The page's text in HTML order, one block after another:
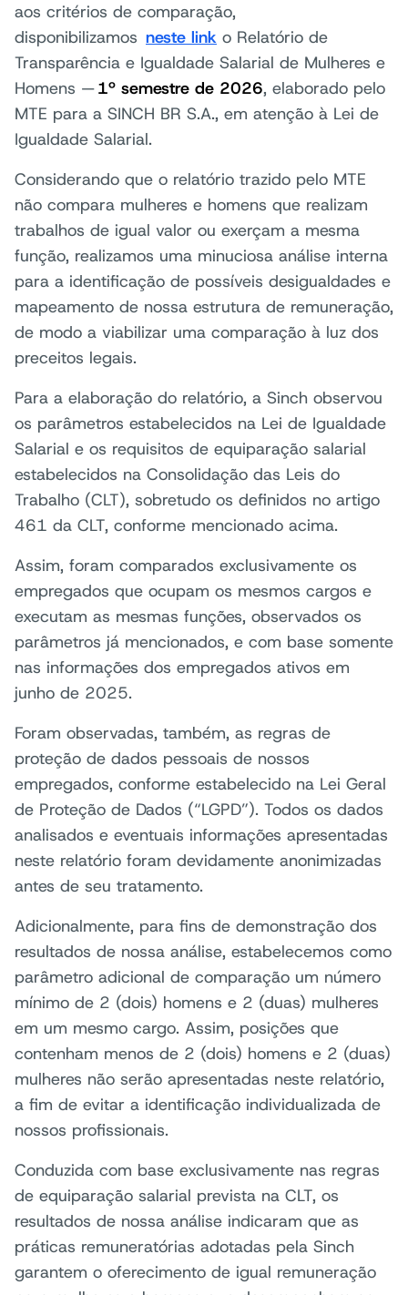
aos critérios de comparação,
disponibilizamos neste link o Relatório de
Transparência e Igualdade Salarial de Mulheres e
Homens —1º semestre de 2026, elaborado pelo
MTE para a SINCH BR S.A., em atenção à Lei de
Igualdade Salarial.
Considerando que o relatório trazido pelo MTE
não compara mulheres e homens que realizam
trabalhos de igual valor ou exerçam a mesma
função, realizamos uma minuciosa análise interna
para a identificação de possíveis desigualdades e
mapeamento de nossa estrutura de remuneração,
de modo a viabilizar uma comparação à luz dos
preceitos legais.
Para a elaboração do relatório, a Sinch observou
os parâmetros estabelecidos na Lei de Igualdade
Salarial e os requisitos de equiparação salarial
estabelecidos na Consolidação das Leis do
Trabalho (CLT), sobretudo os definidos no artigo
461 da CLT, conforme mencionado acima.
Assim, foram comparados exclusivamente os
empregados que ocupam os mesmos cargos e
executam as mesmas funções, observados os
parâmetros já mencionados, e com base somente
nas informações dos empregados ativos em
junho de 2025.
Foram observadas, também, as regras de
proteção de dados pessoais de nossos
empregados, conforme estabelecido na Lei Geral
de Proteção de Dados (“LGPD”). Todos os dados
analisados e eventuais informações apresentadas
neste relatório foram devidamente anonimizadas
antes de seu tratamento.
Adicionalmente, para fins de demonstração dos
resultados de nossa análise, estabelecemos como
parâmetro adicional de comparação um número
mínimo de 2 (dois) homens e 2 (duas) mulheres
em um mesmo cargo. Assim, posições que
contenham menos de 2 (dois) homens e 2 (duas)
mulheres não serão apresentadas neste relatório,
a fim de evitar a identificação individualizada de
nossos profissionais.
Conduzida com base exclusivamente nas regras
de equiparação salarial prevista na CLT, os
resultados de nossa análise indicaram que as
práticas remuneratórias adotadas pela Sinch
garantem o oferecimento de igual remuneração